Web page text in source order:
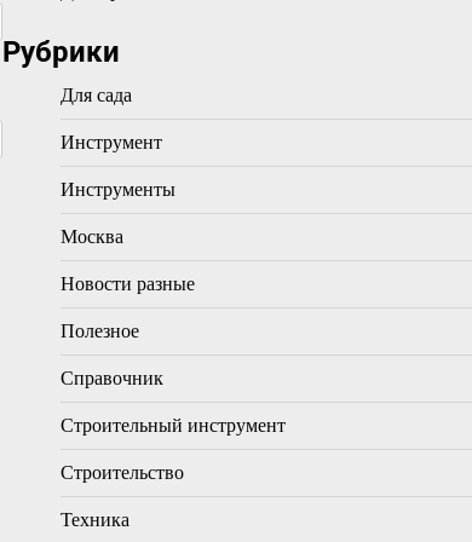
Рубрики
Для сада
Инструмент
Инструменты
Москва
Новости разные
Полезное
Справочник
Строительный инструмент
Строительство
Техника